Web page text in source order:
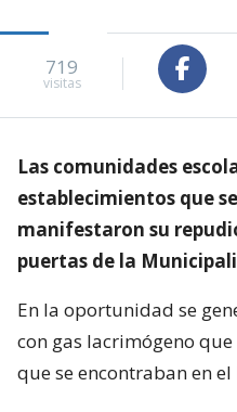
719
visitas
Las comunidades
establecimientos que
manifestaron su
puertas de la
En la oportunidad se
con gas lacrimógeno
que se encontraban en